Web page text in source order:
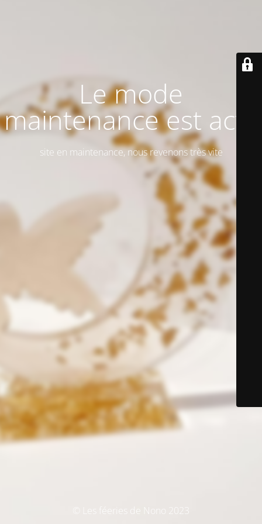
Le mode
maintenance est actif
site en maintenance, nous revenons très vite
© Les féeries de Nono 2023